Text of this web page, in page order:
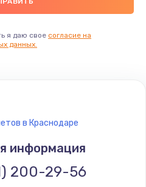
я даю свое согласие на
данных.
в Краснодаре
информация
200-29-56